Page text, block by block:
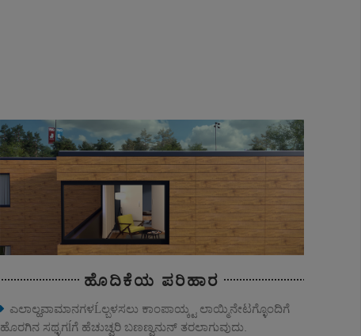
ಹೊದಿಕೆಯ ಪರಿಹಾರ
ಎಲಾಲ್ಹವಾಮಾನಗಳĹಲ್ಬಳಸಲು ಕಾಂಪಾಯ್ಕ್ಟ ಲಾಯ್ಮಿನೇಟಗ್ಳೊಂದಿಗೆ
ಹೊರಗಿನ ಸಥ್ಳಗĺಗೆ ಹೆಚುಚ್ವರಿ ಬಣಣ್ವನುನ್ ತರಲಾಗುವುದು.